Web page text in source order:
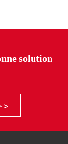
solution
>